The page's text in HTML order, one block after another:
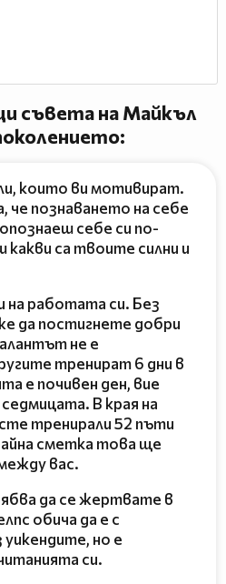
съвета на Майкъл
които ви мотивират.
че познаването на себе
себе си по-
са твоите силни и
работата си. Без
да постигнете добри
не е
тренират 6 дни в
е почивен ден, вие
В края на
тренирали 52 пъти
сметка това ще
вас.
да се жертвате в
обича да е с
но е
си.